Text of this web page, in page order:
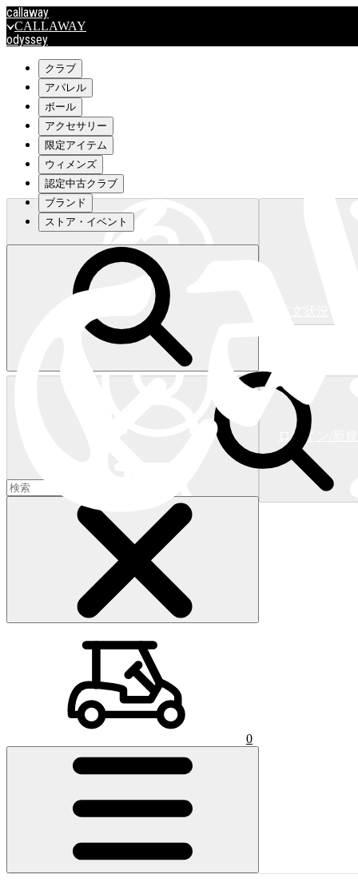
callaway
CALLAWAY
odyssey
travismathew
outlet
OUTLET
キャロウェイアパレルはこちら>>>
キャロウェイアパレルはこちら>>>
ログイン/新
ショッピングカート 0)
クラブ
アパレル
ボール
アクセサリー
限定アイテム
ウィメンズ
認定中古クラブ
ブランド
ストア・イベント
0